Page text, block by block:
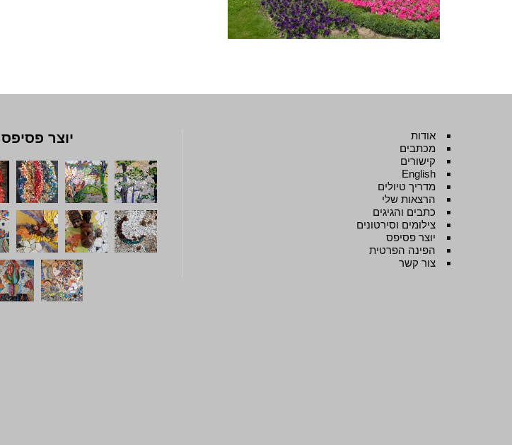
אודות
מכתבים
קישורים
English
מדריך טיולים
הרצאות שלי
כתבים והגיגים
צילומים וסירטונים
יוצר פסיפס
הפינה הפרטית
צור קשר
יוצר פסיפס